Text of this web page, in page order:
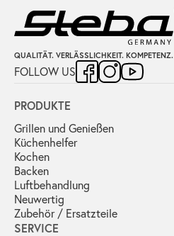
QUALITÄT. VERLÄSSLICHKEIT. KOMPETENZ.
FOLLOW US
PRODUKTE
Grillen und Genießen
Küchenhelfer
Kochen
Backen
Luftbehandlung
Neuwertig
Zubehör / Ersatzteile
SERVICE